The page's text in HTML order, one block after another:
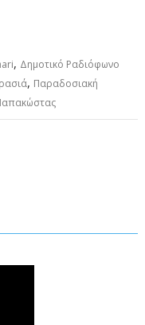
, Δημοτικό Ραδιόφωνο
, Παραδοσιακή